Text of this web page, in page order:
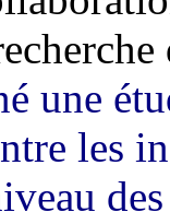
une
les